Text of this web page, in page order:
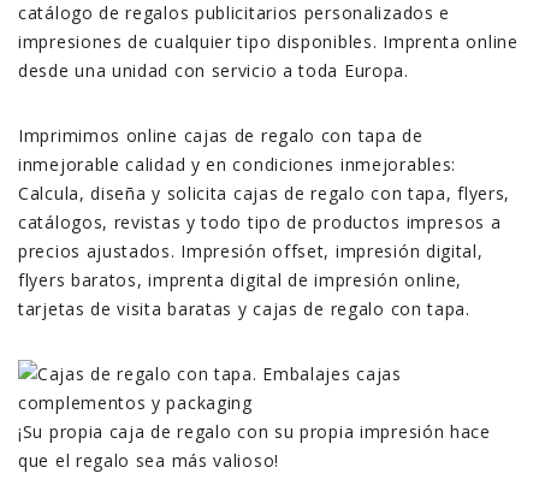
catálogo de regalos publicitarios personalizados e
impresiones de cualquier tipo disponibles. Imprenta online
desde una unidad con servicio a toda Europa.
Imprimimos online cajas de regalo con tapa de
inmejorable calidad y en condiciones inmejorables:
Calcula, diseña y solicita cajas de regalo con tapa, flyers,
catálogos, revistas y todo tipo de productos impresos a
precios ajustados. Impresión offset, impresión digital,
flyers baratos, imprenta digital de impresión online,
tarjetas de visita baratas y cajas de regalo con tapa.
¡Su propia caja de regalo con su propia impresión hace
que el regalo sea más valioso!